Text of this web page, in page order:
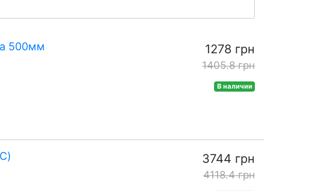
500мм 1278 грн
1405.8 грн
В наличии
3744 грн
4118.4 грн